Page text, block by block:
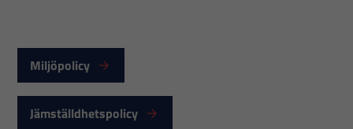
Miljöpolicy
Jämställdhetspolicy